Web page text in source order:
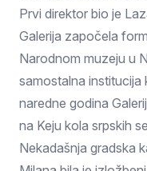
Prvi direktor bio je
Galerija započela
Narodnom muzeju u
samostalna institucija
naredne godina
na Keju kola srpskih
Nekadašnja gradska